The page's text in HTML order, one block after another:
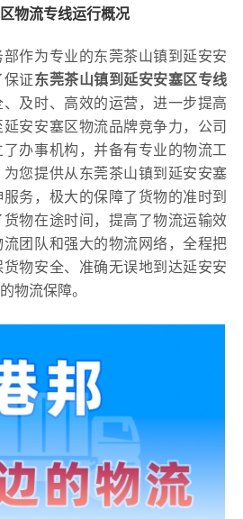
物流专线运行概况
作为专业的东莞茶山镇到延安安
保证东莞茶山镇到延安安塞区专线
及时、高效的运营，进一步提高
安安塞区物流品牌竞争力，公司
办事机构，并备有专业的物流工
您提供从东莞茶山镇到延安安塞
务，极大的保障了货物的准时到
物在途时间，提高了物流运输效
团队和强大的物流网络，全程把
物安全、准确无误地到达延安安
物流保障。